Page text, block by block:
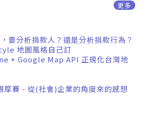
更多
要分析捐款人？還是分析捐款行為？
地圖風格自己訂
+ Google Map API 正規化台灣地
摩賽 - 從(社會)企業的角度來的感想